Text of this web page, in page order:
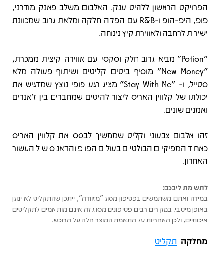
הפרויקט הראשון ללהיט ענק. האלבום משלב פאנק מודרני,
פופ, היפ-הופ ו-R&B עם הפקה חלקה ומלאת גרוב שמכוונת
ישירות לרחבה ולאווירת קיץ נינוחה.
"Potion" מביא גרוב חלק וסקסי עם אווירה קיצית ממכרת,
"New Money" מוסיף ביטים קליטים ושיתוף פעולה מלא
סטייל, ו- "Stay With Me" מציג רגע פופי נוצץ שמדגיש את
יכולתו של קלווין האריס ליצור להיטים שמחברים בין ז’אנרים
ואמנים שונים.
זהו אלבום צבעוני וקליט שממשיך לבסס את קלווין האריס
כאחד המפיקים הבולטים בעולם הפופ והדאנס של העשור
האחרון.
לתשומת ליבכם:
במידה ואתם משתמשים בפטיפון מסוג "מזוודה", ייתכן שהתקליט לא ינוגן
באופן מיטבי. במקרים רבים פטיפונים מסוג זה אינם מותאמים לתקליטים
איכותיים, ולכן האחריות על התאמת המוצר חלה על הרוכש.
מחלקה תקליט